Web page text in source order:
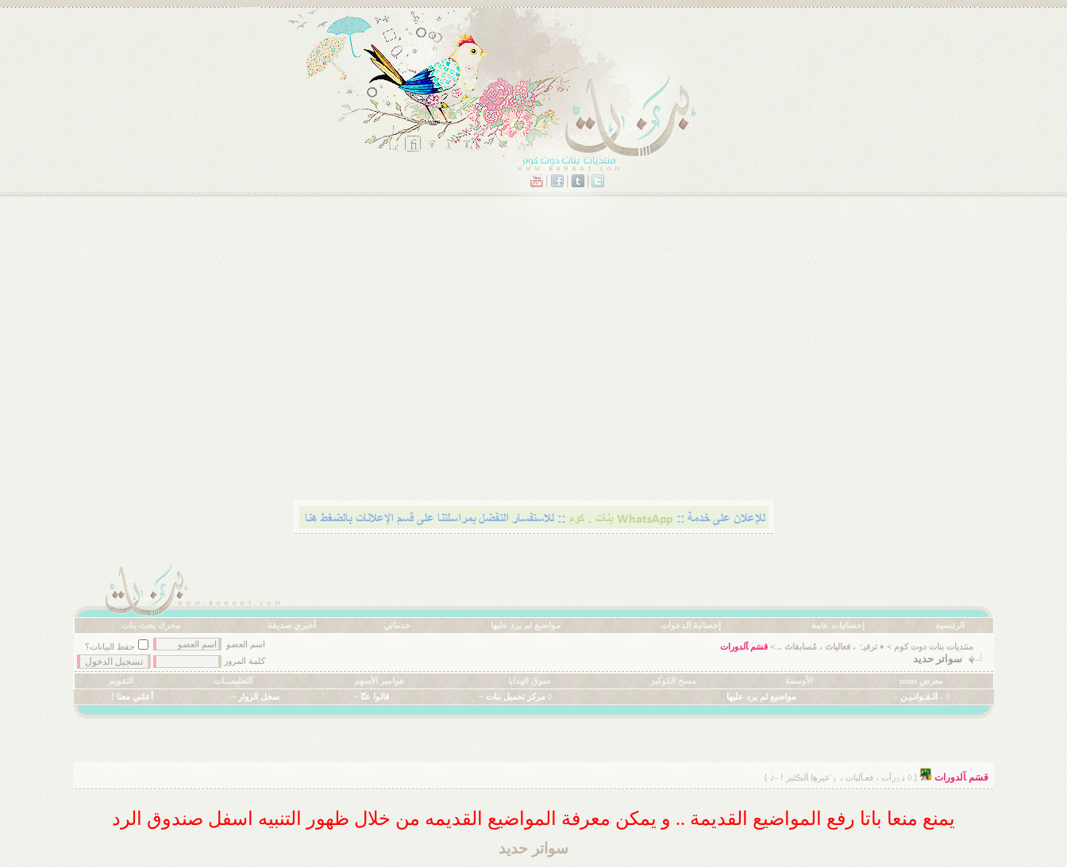
الرئيسية إحصائيات عامة إحصائية الدعوات مواضيع لم يرد عليها خدماتي أخبري صديقة محرك بحث بنات
منتديات بنات دوت كوم > ♦ ترفيہَ ، فعالياتَ ، مُسابقاتَ .. >قسَم ﺂلدورات
سواتر حديد
اسم العضو
حفظ البيانات؟
كلمة المرور
معرض mms الأوسمة مسح الكوكيز سوق الهدايا هوامير الأسهم التعليمـــات
التقويم
◊ - الـقـوانـيـن -
مواضيع لم يرد عليها ◊ مركز تحميل بنات ~ قالوا عنّا ~ سجل الزوار ~ أعلني معنا !
قسَم ﺂلدورات [ ◊ دۊرآت ، فعـآليات ، ۊ َغيرهِا ﺂلڪثير ! -♪ ]
يمنع منعا باتا رفع المواضيع القديمة .. و يمكن معرفة المواضيع القديمه من خلال ظهور التنبيه اسفل صندوق الرد
سواتر حديد